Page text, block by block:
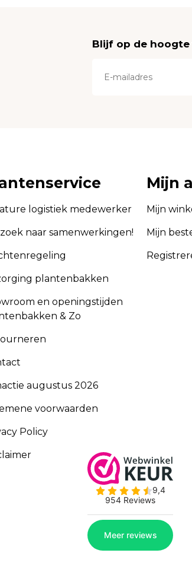
Blijf op de
logistiek medewerker
naar samenwerkingen!
plantenbakken
en openingstijden
& Zo
augustus 2026
voorwaarden
Policy
Mijn
Mijn
Mijn